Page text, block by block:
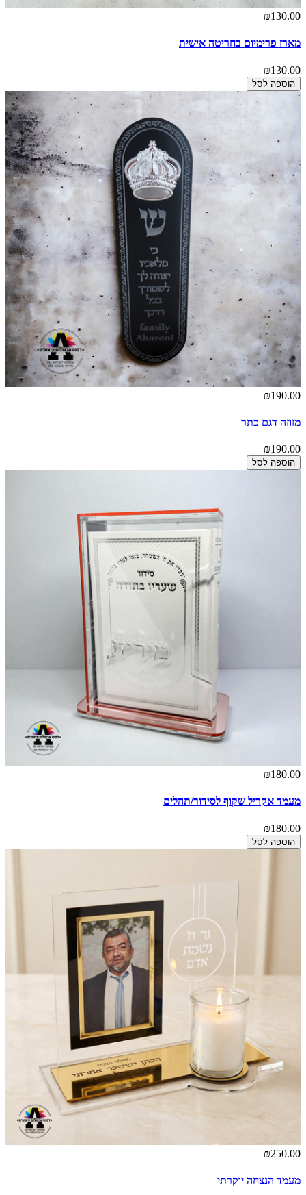
₪130.00
מארז פרימיום בחריטה אישית
₪130.00
הוספה לסל
₪190.00
מזוזה דגם כתר
₪190.00
הוספה לסל
₪180.00
מעמד אקריל שקוף לסידור/תהלים
₪180.00
הוספה לסל
₪250.00
מעמד הנצחה יוקרתי